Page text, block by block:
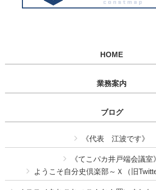
HOME
業務案内
ブログ
《代表 江波です》
《てこパカ井戸端会議室》
ようこそ自分史倶楽部～Ｘ（旧